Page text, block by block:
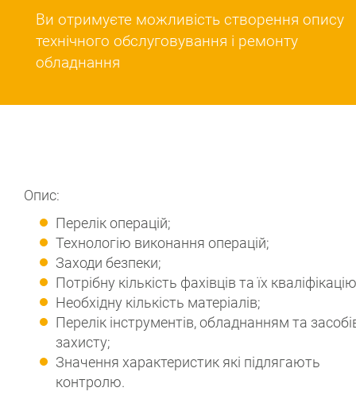
Ви отримуєте можливість створення опису
технічного обслуговування і ремонту
обладнання
Опис:
Перелік операцій;
Технологію виконання операцій;
Заходи безпеки;
Потрібну кількість фахівців та їх
Необхідну кількість матеріалів;
Перелік інструментів, обладнанням та
захисту;
Значення характеристик які підлягають
контролю.